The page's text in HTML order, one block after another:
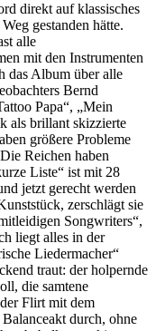
direkt auf klassisches
gestanden hätte.
alle
mit den Instrumenten
das Album über alle
Bernd
Papa“, „Mein
als brillant skizzierte
größere Probleme
Reichen haben
Liste“ ist mit 28
jetzt gerecht werden
zerschlägt sie
Songwriters“,
liegt alles in der
Liedermacher“
traut: der holpernde
die samtene
Flirt mit dem
durch, ohne